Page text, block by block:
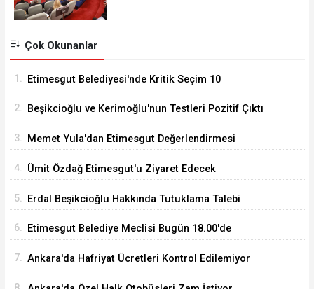
Çok Okunanlar
1. Etimesgut Belediyesi'nde Kritik Seçim 10
2. Beşikcioğlu ve Kerimoğlu'nun Testleri Pozitif Çıktı
3. Memet Yula'dan Etimesgut Değerlendirmesi
4. Ümit Özdağ Etimesgut'u Ziyaret Edecek
5. Erdal Beşikcioğlu Hakkında Tutuklama Talebi
6. Etimesgut Belediye Meclisi Bugün 18.00'de
7. Ankara'da Hafriyat Ücretleri Kontrol Edilemiyor